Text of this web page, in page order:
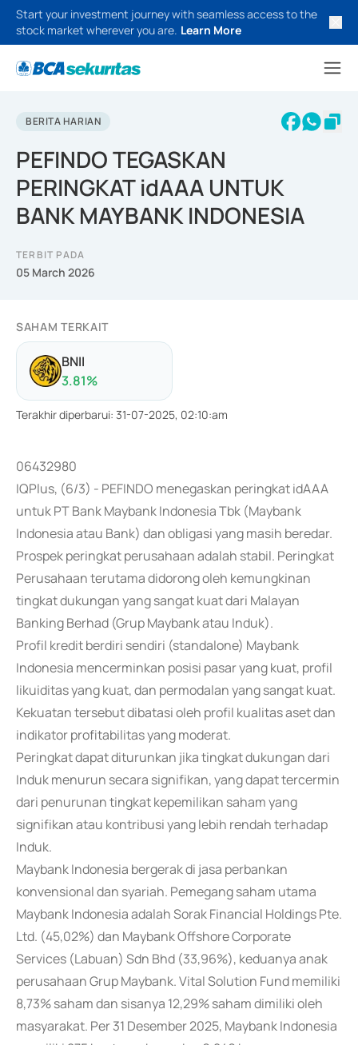
Start your investment journey with seamless access to the
stock market wherever you are. Learn More
BERITA HARIAN
PEFINDO TEGASKAN
PERINGKAT idAAA UNTUK
BANK MAYBANK INDONESIA
TERBIT PADA
05 March 2026
SAHAM TERKAIT
BNII
3.81%
Terakhir diperbarui: 31-07-2025, 02:10:am
06432980
IQPlus, (6/3) - PEFINDO menegaskan peringkat idAAA
untuk PT Bank Maybank Indonesia Tbk (Maybank
Indonesia atau Bank) dan obligasi yang masih beredar.
Prospek peringkat perusahaan adalah stabil. Peringkat
Perusahaan terutama didorong oleh kemungkinan
tingkat dukungan yang sangat kuat dari Malayan
Banking Berhad (Grup Maybank atau Induk).
Profil kredit berdiri sendiri (standalone) Maybank
Indonesia mencerminkan posisi pasar yang kuat, profil
likuiditas yang kuat, dan permodalan yang sangat kuat.
Kekuatan tersebut dibatasi oleh profil kualitas aset dan
indikator profitabilitas yang moderat.
Peringkat dapat diturunkan jika tingkat dukungan dari
Induk menurun secara signifikan, yang dapat tercermin
dari penurunan tingkat kepemilikan saham yang
signifikan atau kontribusi yang lebih rendah terhadap
Induk.
Maybank Indonesia bergerak di jasa perbankan
konvensional dan syariah. Pemegang saham utama
Maybank Indonesia adalah Sorak Financial Holdings Pte.
Ltd. (45,02%) dan Maybank Offshore Corporate
Services (Labuan) Sdn Bhd (33,96%), keduanya anak
perusahaan Grup Maybank. Vital Solution Fund memiliki
8,73% saham dan sisanya 12,29% saham dimiliki oleh
masyarakat. Per 31 Desember 2025, Maybank Indonesia